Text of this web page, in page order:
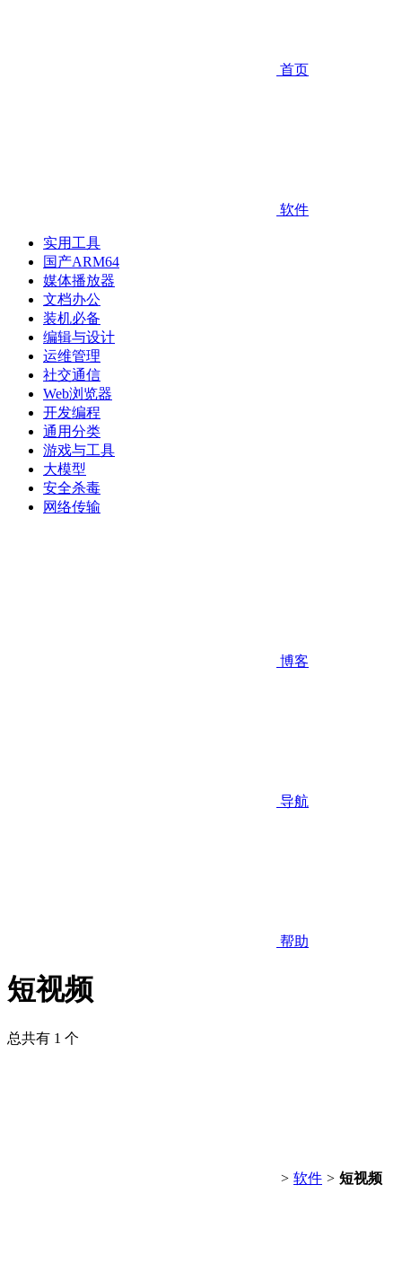
首页
软件
实用工具
国产ARM64
媒体播放器
文档办公
装机必备
编辑与设计
运维管理
社交通信
Web浏览器
开发编程
通用分类
游戏与工具
大模型
安全杀毒
网络传输
博客
导航
帮助
短视频
总共有 1 个
> 软件 > 短视频